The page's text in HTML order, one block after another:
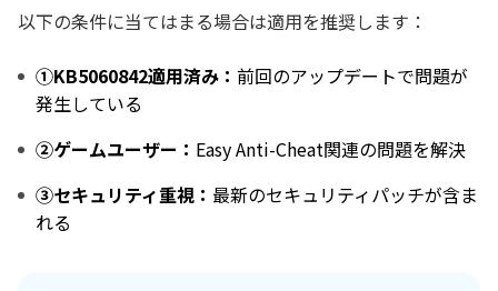
以下の条件に当てはまる場合は適用を推奨します：
①KB5060842適用済み： 前回のアップデートで問題が
発生している
②ゲームユーザー： Easy Anti-Cheat関連の問題を解決
③セキュリティ重視： 最新のセキュリティパッチが含ま
れる